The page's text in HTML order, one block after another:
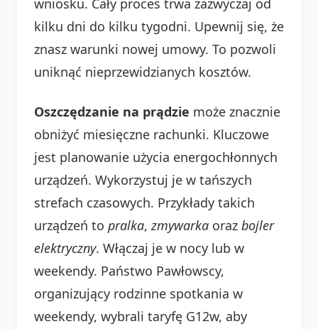
kilku dni do kilku tygodni. Upewnij się, że
znasz warunki nowej umowy. To pozwoli
uniknąć nieprzewidzianych kosztów.
Oszczędzanie na prądzie może znacznie
obniżyć miesięczne rachunki. Kluczowe
jest planowanie użycia energochłonnych
urządzeń. Wykorzystuj je w tańszych
strefach czasowych. Przykłady takich
urządzeń to pralka, zmywarka oraz bojler
elektryczny. Włączaj je w nocy lub w
weekendy. Państwo Pawłowscy,
organizujący rodzinne spotkania w
weekendy, wybrali taryfę G12w, aby